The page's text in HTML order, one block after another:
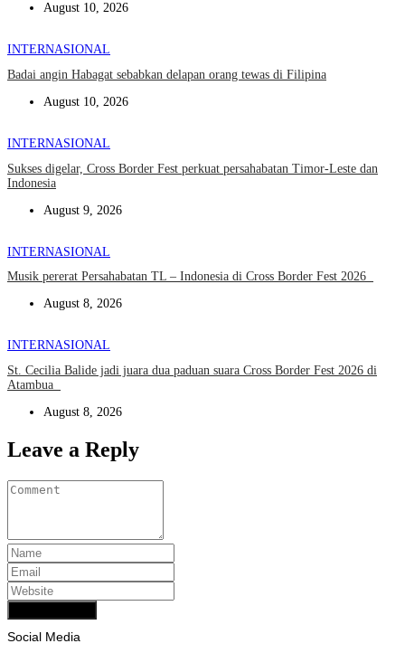
August 10, 2026
INTERNASIONAL
Badai angin Habagat sebabkan delapan orang tewas di Filipina
August 10, 2026
INTERNASIONAL
Sukses digelar, Cross Border Fest perkuat persahabatan Timor-Leste dan
Indonesia
August 9, 2026
INTERNASIONAL
Musik pererat Persahabatan TL – Indonesia di Cross Border Fest 2026
August 8, 2026
INTERNASIONAL
St. Cecilia Balide jadi juara dua paduan suara Cross Border Fest 2026 di
Atambua
August 8, 2026
Leave a Reply
Social Media